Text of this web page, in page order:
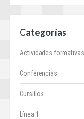
Categorías
Actividades formativas
Conferencias
Cursillos
Línea 1